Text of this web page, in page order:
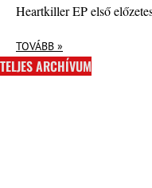
Heartkiller EP első
TOVÁBB »
TELJES ARCHÍVUM